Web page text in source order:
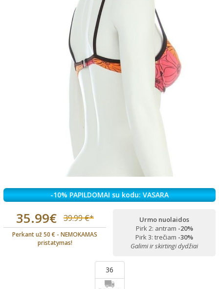
-10% PAPILDOMAI su kodu: VASARA
35.99€ 39.99 €*
Perkant už 50 € - NEMOKAMAS
pristatymas!
Urmo nuolaidos
Pirk 2: antram -20%
Pirk 3: trečiam -30%
Galimi ir skirtingi dydžiai
36